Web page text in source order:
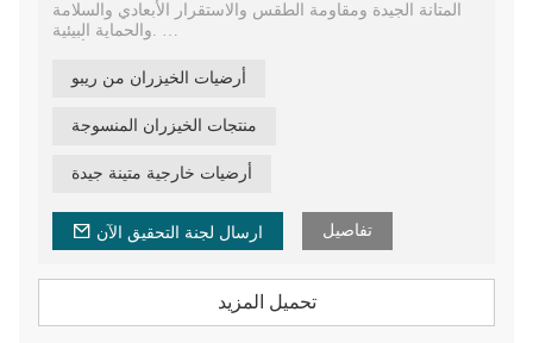
المتانة الجيدة ومقاومة الطقس والاستقرار الأبعادي والسلامة
والحماية البيئية.
الجدران، والأرضيات، والشبكات، والأسقف المعلقة، والهياكل،
محل المواد التقليدية مثل الحجر والزجاج والأسمنت والطلاء
وما إلى ذلك.
أرضيات الخيزران من ريبو
منتجات الخيزران المنسوجة
أرضيات خارجية متينة جيدة
ارسال لجنة التحقيق الآن تفاصيل
تحميل المزيد